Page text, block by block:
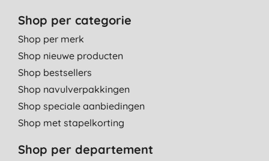
Shop per categorie
Shop per merk
Shop nieuwe producten
Shop bestsellers
Shop navulverpakkingen
Shop speciale aanbiedingen
Shop met stapelkorting
Shop per departement